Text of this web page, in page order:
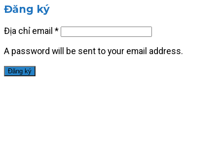
Đăng ký
Địa chỉ email *
A password will be sent to your email address.
Đăng ký